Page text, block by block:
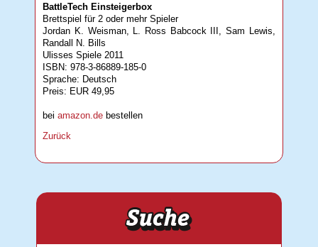
BattleTech Einsteigerbox
Brettspiel für 2 oder mehr Spieler
Jordan K. Weisman, L. Ross Babcock III, Sam Lewis,
Randall N. Bills
Ulisses Spiele 2011
ISBN: 978-3-86889-185-0
Sprache: Deutsch
Preis: EUR 49,95
beiamazon.de bestellen
Zurück